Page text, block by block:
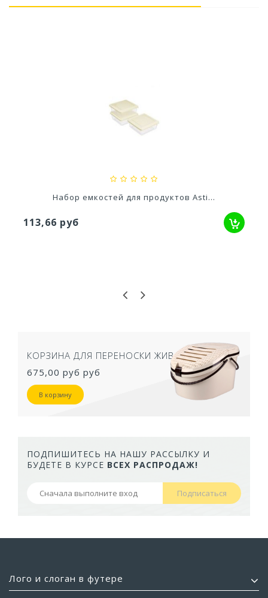
Ускоритель компоста 60гр
Емкость для хранения
КОРЗИНА ДЛЯ ПЕРЕНОСКИ ЖИВОТНЫХ
675,00 руб руб
В корзину
ПОДПИШИТЕСЬ НА НАШУ РАССЫЛКУ И
БУДЕТЕ В КУРСЕ ВСЕХ РАСПРОДАЖ!
Подписаться
Лого и слоган в футере